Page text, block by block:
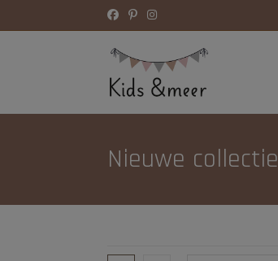
Nieuwe collectie